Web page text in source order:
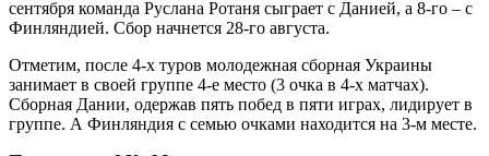
сентября команда Руслана Ротаня сыграет с Данией, а 8-го – с
Финляндией. Сбор начнется 28-го августа.
Отметим, после 4-х туров молодежная сборная Украины
занимает в своей группе 4-е место (3 очка в 4-х матчах).
Сборная Дании, одержав пять побед в пяти играх, лидирует в
группе. А Финляндия с семью очками находится на 3-м месте.